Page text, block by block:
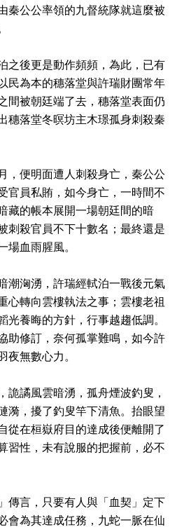
秦公公率領的九督統隊就這麼被
之後更是動作頻頻，為此，已有
民為本的穗落堂與許瑞財團常年
間被朝廷端了去，穗落堂表面仍
穗落堂冬暝坊主木璟孤身刺殺秦
，便明面遭人刺殺身亡，秦公公
官員私賄，如今身亡，一時間不
藏的帳本展開一場朝廷間的暗
刺殺官員不下十數名；最終還是
血雨腥風。
潮洶湧，許瑞經軾泊一戰後元氣
心轉向雲樓執法之事；雲樓老祖
光養晦的方針，行事越趨低調。
助修訂，奈何孤掌難鳴，如今許
無數心力。
詭譎風雲暗湧，孤舟煙波釣叟，
漪，擾了釣叟竿下清魚。抬眼望
從在桓嶽府目的達成後便離開了
習性，未有說服的把握前，必不
傳言，只要有人與「血契」定下
會為其達成任務，九蛇一脈在仙